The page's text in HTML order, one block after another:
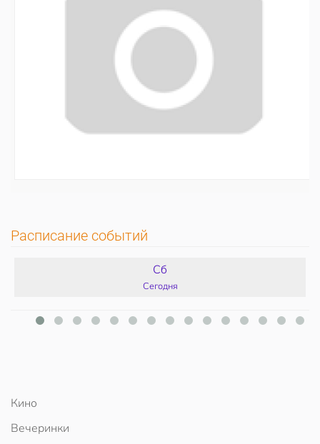
Расписание событий
Сб
Сегодня
Кино
Вечеринки